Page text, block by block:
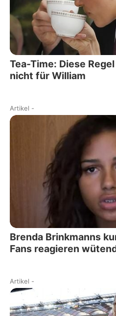
Tea-Time: Diese
nicht für William
Artikel -
Brenda Brinkmanns
Fans reagieren
Artikel -